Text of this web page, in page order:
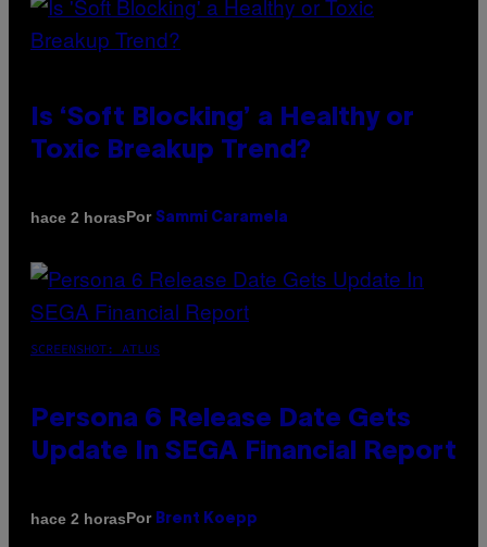
Is ‘Soft Blocking’ a Healthy or
Toxic Breakup Trend?
hace 2 horasPor Sammi Caramela
SCREENSHOT: ATLUS
Persona 6 Release Date Gets
Update In SEGA Financial Report
hace 2 horasPor Brent Koepp